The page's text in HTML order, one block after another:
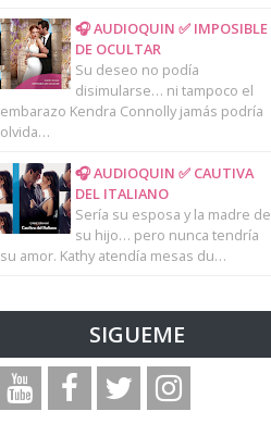
🎧 AUDIOQUIN ✅ IMPOSIBLE
DE OCULTAR
Su deseo no podía
disimularse… ni tampoco el
embarazo Kendra Connolly jamás podría
olvida…
🎧 AUDIOQUIN ✅ CAUTIVA
DEL ITALIANO
Sería su esposa y la madre de
su hijo… pero nunca tendría
su amor. Kathy atendía mesas du…
SIGUEME